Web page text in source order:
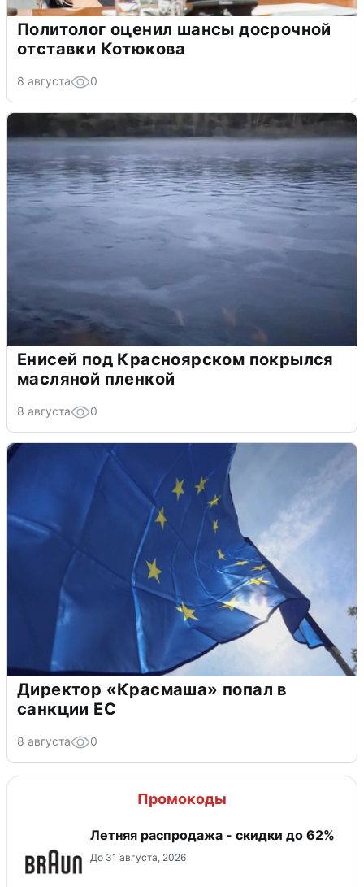
Политолог оценил шансы досрочной
отставки Котюкова
8 августа 0
Енисей под Красноярском покрылся
масляной пленкой
8 августа 0
Директор «Красмаша» попал в
санкции ЕС
8 августа 0
Промокоды
Летняя распродажа - скидки до 62%
До 31 августа, 2026